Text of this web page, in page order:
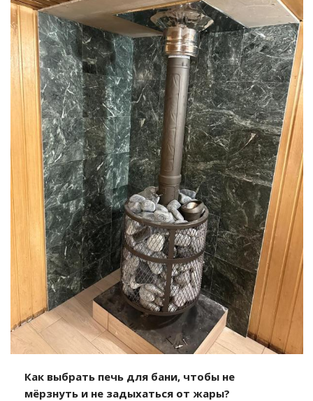
Как выбрать печь для бани, чтобы не
мёрзнуть и не задыхаться от жары?